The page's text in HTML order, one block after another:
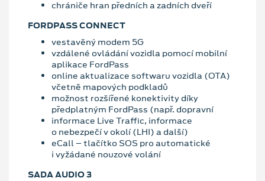
chrániče hran předních a zadních dveří
FORDPASS CONNECT
vestavěný modem 5G
vzdálené ovládání vozidla pomocí mobilní
aplikace FordPass
online aktualizace softwaru vozidla (OTA)
včetně mapových podkladů
možnost rozšířené konektivity díky
předplatným FordPass (např. dopravní
informace Live Traffic, informace
o nebezpečí v okolí (LHI) a další)
eCall – tlačítko SOS pro automatické
i vyžádané nouzové volání
SADA AUDIO 3